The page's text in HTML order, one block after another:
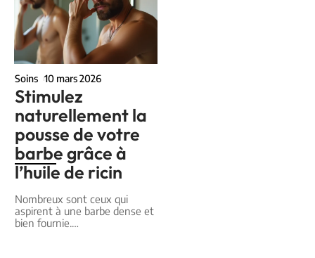
Soins 10 mars 2026
Stimulez
naturellement la
pousse de votre
barbe grâce à
l’huile de ricin
Nombreux sont ceux qui
aspirent à une barbe dense et
bien fournie.…